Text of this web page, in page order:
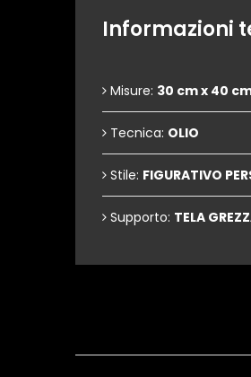
Informazioni
Misure: 30 cm x 40
Tecnica: OLIO
Stile: FIGURATIVO
Supporto: TELA